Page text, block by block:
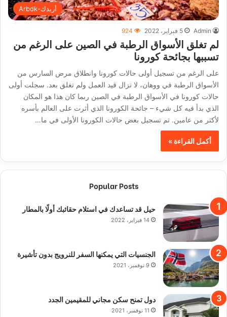
أربدك-Arbdk
Admin 5 فبراير، 2022 924
لم تغلق الأسواق الرطبة في الصين على الرغم من
تسببها بجائحة كورونا
على الرغم من تسجيل أولى حالات كورونا وانطلاق مرض السارس من
الأسواق الرطبة في ووهان، لا تزال قيد العمل ولم تغلق بعد. سجلت أولى
حالات كورونا في الأسواق الرطبة في الصين ربما كان هذا هو المكان
الذي بدأ فيه كل شيء – جائحة الكورونا الذي أثرت على العالم بأسره
لأكثر من عامين. تم تسجيل بعض حالات الكورونا الأولى في ما…
أكمل القراءة »
Popular Posts
حيل قد تساعدك في استلام حقائبك أولًا بالمطار
14 فبراير، 2022
الجنسيات التي يمكنها السفر للنرويج بدون تأشيرة
9 نوفمبر، 2021
دول تمنح سكن مجاني للمقيمين الجدد
11 نوفمبر، 2021